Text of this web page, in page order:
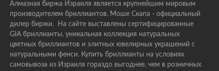
Алмазная биржа Израиля является крупнейшим мировым
производителем бриллиантов. Моше Скапа - официальный
дилер биржи. На сайте выставлены сертифицированные
GIA бриллианты, уникальная коллекция натуральных
цветных бриллиантов и элитных ювелирных украшений с
натуральными фенси. Купить бриллианты на условиях
самовывоза из Израиля гораздо выгоднее, чем в розничных